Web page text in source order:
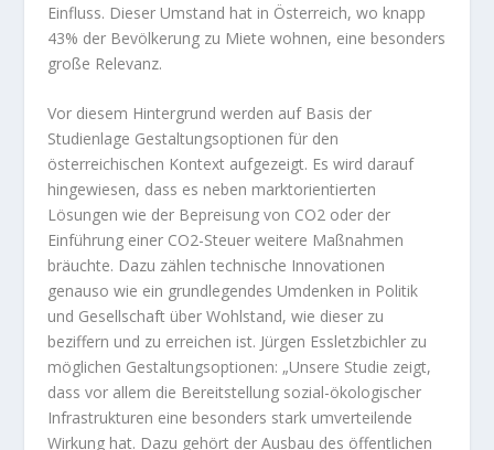
Einfluss. Dieser Umstand hat in Österreich, wo knapp
43% der Bevölkerung zu Miete wohnen, eine besonders
große Relevanz.
Vor diesem Hintergrund werden auf Basis der
Studienlage Gestaltungsoptionen für den
österreichischen Kontext aufgezeigt. Es wird darauf
hingewiesen, dass es neben marktorientierten
Lösungen wie der Bepreisung von CO2 oder der
Einführung einer CO2-Steuer weitere Maßnahmen
bräuchte. Dazu zählen technische Innovationen
genauso wie ein grundlegendes Umdenken in Politik
und Gesellschaft über Wohlstand, wie dieser zu
beziffern und zu erreichen ist. Jürgen Essletzbichler zu
möglichen Gestaltungsoptionen: „Unsere Studie zeigt,
dass vor allem die Bereitstellung sozial-ökologischer
Infrastrukturen eine besonders stark umverteilende
Wirkung hat. Dazu gehört der Ausbau des öffentlichen